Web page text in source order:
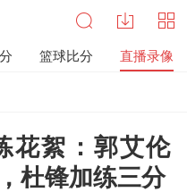
篮球比分 直播录像
花絮：郭艾伦
杜锋加练三分